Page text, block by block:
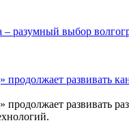
– разумный выбор
продолжает развивать
продолжает развивать